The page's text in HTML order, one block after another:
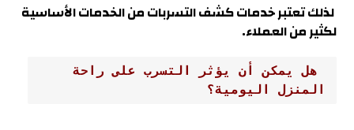
لذلك تعتبر خدمات كشف التسربات من الخدمات الأساسية
لكثير من العملاء.
المنزل اليومية؟